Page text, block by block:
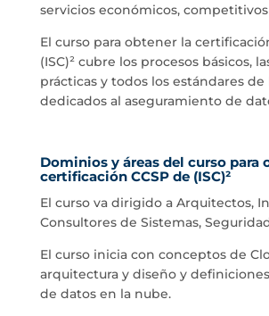
servicios económicos,
El curso para obtener la
(ISC)²cubre los procesos básicos,
prácticas y todos los estándares
dedicados al aseguramiento de
Dominios y áreas del curso para
certificación CCSP de (ISC)²
El curso va dirigido a Arquitectos,
Consultores de Sistemas,
El curso inicia con conceptos de
arquitectura y diseño y
de datos en la nube.